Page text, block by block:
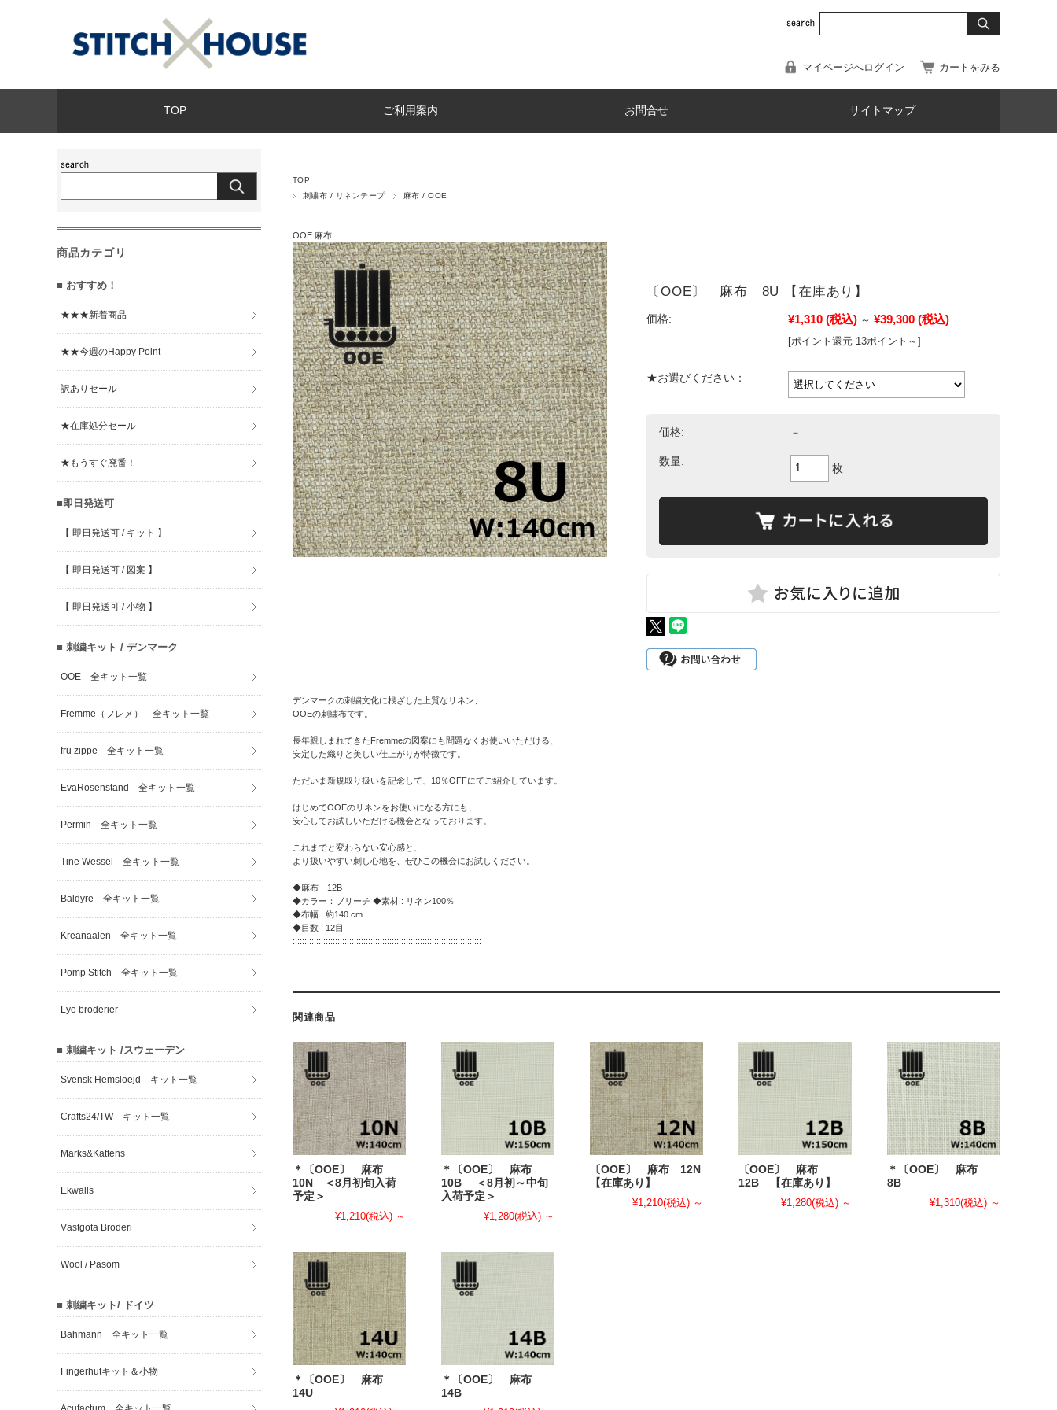
マイページへログイン カートをみる
TOP ご利用案内 お問合せ サイトマップ
TOP
刺繍布 / リネンテープ
麻布 / OOE
OOE 麻布
〔OOE〕 麻布 8U 【在庫あり】
価格: ¥1,310 (税込) ～ ¥39,300 (税込)
[ポイント還元 13ポイント～]
★お選びください：
価格: －
数量:
枚
デンマークの刺繍文化に根ざした上質なリネン、
OOEの刺繍布です。
長年親しまれてきたFremmeの図案にも問題なくお使いいただける、
安定した織りと美しい仕上がりが特徴です。
ただいま新規取り扱いを記念して、10％OFFにてご紹介しています。
はじめてOOEのリネンをお使いになる方にも、
安心してお試しいただける機会となっております。
これまでと変わらない安心感と、
より扱いやすい刺し心地を、ぜひこの機会にお試しください。
::::::::::::::::::::::::::::::::::::::::::::::::::::::::::::::::::::::::::::::::
◆麻布 12B
◆カラー：ブリーチ ◆素材 : リネン100％
◆布幅 : 約140 cm
◆目数 : 12目
::::::::::::::::::::::::::::::::::::::::::::::::::::::::::::::::::::::::::::::::
関連商品
＊〔OOE〕 麻布
10N ＜8月初旬入荷
予定＞
¥1,210(税込) ～
＊〔OOE〕 麻布
10B ＜8月初～中旬
入荷予定＞
¥1,280(税込) ～
〔OOE〕 麻布 12N
【在庫あり】
¥1,210(税込) ～
〔OOE〕 麻布
12B 【在庫あり】
¥1,280(税込) ～
＊〔OOE〕 麻布
8B
¥1,310(税込) ～
＊〔OOE〕 麻布
14U
＊〔OOE〕 麻布
14B
商品カテゴリ
■ おすすめ！
★★★新着商品
★★今週のHappy Point
訳ありセール
★在庫処分セール
★もうすぐ廃番！
■即日発送可
【 即日発送可 / キット 】
【 即日発送可 / 図案 】
【 即日発送可 / 小物 】
■ 刺繍キット / デンマーク
OOE 全キット一覧
Fremme（フレメ） 全キット一覧
fru zippe 全キット一覧
EvaRosenstand 全キット一覧
Permin 全キット一覧
Tine Wessel 全キット一覧
Baldyre 全キット一覧
Kreanaalen 全キット一覧
Pomp Stitch 全キット一覧
Lyo broderier
■ 刺繍キット /スウェーデン
Svensk Hemsloejd キット一覧
Crafts24/TW キット一覧
Marks&Kattens
Ekwalls
Västgöta Broderi
Wool / Pasom
■ 刺繍キット/ ドイツ
Bahmann 全キット一覧
Fingerhutキット＆小物